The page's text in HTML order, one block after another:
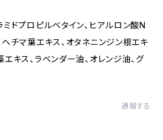
ミドプロピルベタイン、ヒアルロン酸N
ヘチマ葉エキス、オタネニンジン根エキ
エキス、ラベンダー油、オレンジ油、グ
通報する